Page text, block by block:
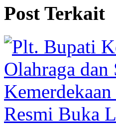
Post Terkait
Resmi Buka